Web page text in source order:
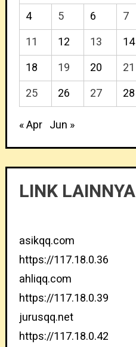
4
5 6 7
11
12 13 14
18
19 20 21
25
26 27 28
« Apr Jun »
LINK LAINNYA
asikqq.com
https://117.18.0.36
ahliqq.com
https://117.18.0.39
jurusqq.net
https://117.18.0.42